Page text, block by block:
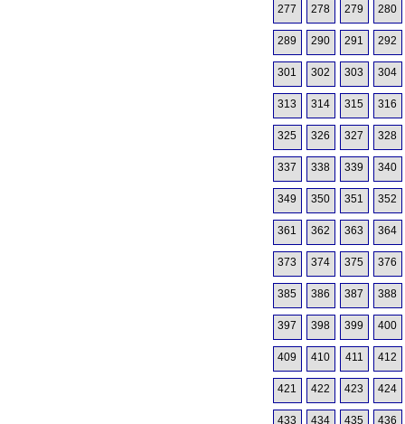
277 278 279 280
289 290 291 292
301 302 303 304
313 314 315 316
325 326 327 328
337 338 339 340
349 350 351 352
361 362 363 364
373 374 375 376
385 386 387 388
397 398 399 400
409 410 411 412
421 422 423 424
433 434 435 436